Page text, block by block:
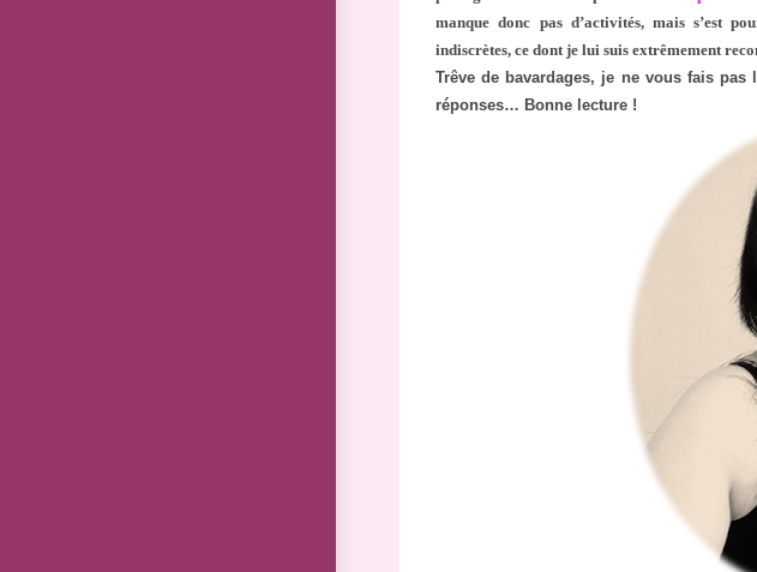
manque donc pas d’activités, mais s’est
indiscrètes, ce dont je lui suis extrêmement
Trêve de bavardages, je ne vous fais
réponses… Bonne lecture !